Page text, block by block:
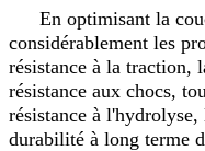
En optimisant la
considérablement les
résistance à la traction,
résistance aux chocs,
résistance à
durabilité à long terme